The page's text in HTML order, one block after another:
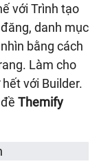
với Trình tạo
danh mục
bằng cách
Làm cho
với Builder.
Themify